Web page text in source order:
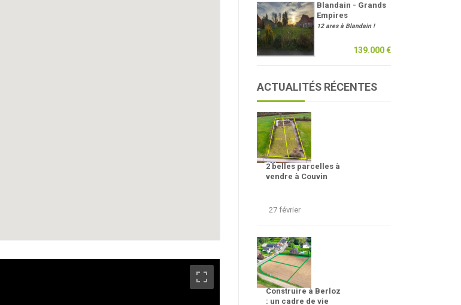
Blandain - Grands
Empires
12 ares à Blandain !
139.000 €
ACTUALITÉS RÉCENTES
2 belles parcelles à
vendre à Couvin
27 février
Construire à Berloz
: un cadre de vie